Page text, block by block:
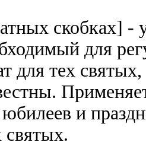
скобках] -
для
для тех
и
святых.